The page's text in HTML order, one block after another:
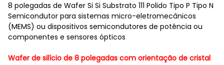
8 polegadas de Wafer Si Si Substrato 111 Polido Tipo P Tipo N
Semicondutor para sistemas micro-eletromecânicos
(MEMS) ou dispositivos semicondutores de potência ou
componentes e sensores ópticos
Wafer de silício de 8 polegadas com orientação de cristal